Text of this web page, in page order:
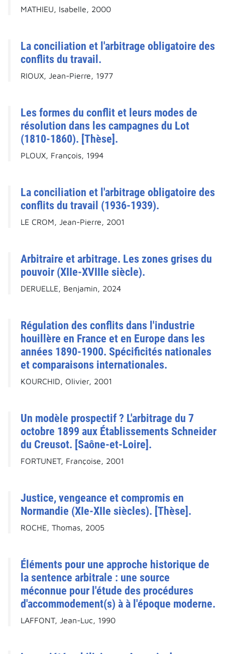
MATHIEU, Isabelle, 2000
La conciliation et l'arbitrage obligatoire des
conflits du travail.
RIOUX, Jean-Pierre, 1977
Les formes du conflit et leurs modes de
résolution dans les campagnes du Lot
(1810-1860). [Thèse].
PLOUX, François, 1994
La conciliation et l'arbitrage obligatoire des
conflits du travail (1936-1939).
LE CROM, Jean-Pierre, 2001
Arbitraire et arbitrage. Les zones grises du
pouvoir (XIIe-XVIIIe siècle).
DERUELLE, Benjamin, 2024
Régulation des conflits dans l'industrie
houillère en France et en Europe dans les
années 1890-1900. Spécificités nationales
et comparaisons internationales.
KOURCHID, Olivier, 2001
Un modèle prospectif ? L'arbitrage du 7
octobre 1899 aux Établissements Schneider
du Creusot. [Saône-et-Loire].
FORTUNET, Françoise, 2001
Justice, vengeance et compromis en
Normandie (XIe-XIIe siècles). [Thèse].
ROCHE, Thomas, 2005
Éléments pour une approche historique de
la sentence arbitrale : une source
méconnue pour l'étude des procédures
d'accommodement(s) à à l'époque moderne.
LAFFONT, Jean-Luc, 1990